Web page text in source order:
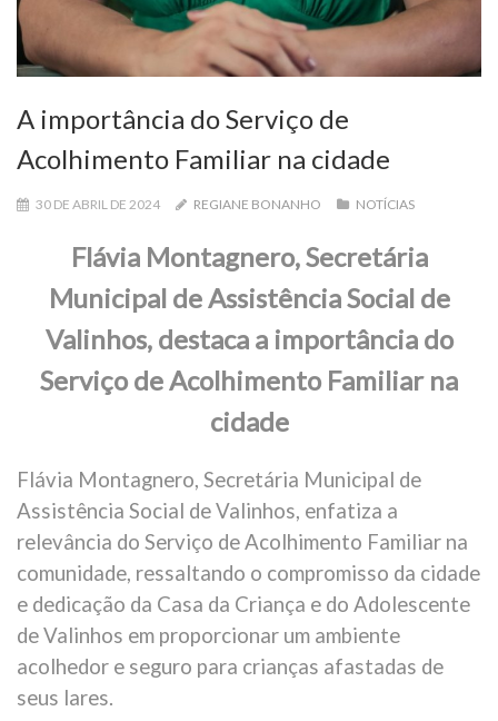
A importância do Serviço de
Acolhimento Familiar na cidade
30 DE ABRIL DE 2024 REGIANE BONANHO NOTÍCIAS
Flávia Montagnero, Secretária
Municipal de Assistência Social de
Valinhos, destaca a importância do
Serviço de Acolhimento Familiar na
cidade
Flávia Montagnero, Secretária Municipal de
Assistência Social de Valinhos, enfatiza a
relevância do Serviço de Acolhimento Familiar na
comunidade, ressaltando o compromisso da cidade
e dedicação da Casa da Criança e do Adolescente
de Valinhos em proporcionar um ambiente
acolhedor e seguro para crianças afastadas de
seus lares.